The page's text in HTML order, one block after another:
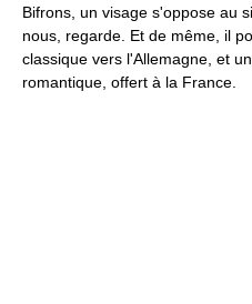
Bifrons, un visage s'oppose au
nous, regarde. Et de même, il
classique vers l'Allemagne, et
romantique, offert à la France.